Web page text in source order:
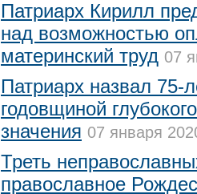
Патриарх Кирилл
над возможностью
материнский труд 07
Патриарх назвал 75-
годовщиной
значения 07 января
Треть
православное